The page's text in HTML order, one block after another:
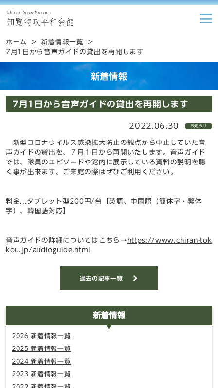
ホーム
新着情報一覧
7月1日から音声ガイドの貸出を再開します
新着情報
7月1日から音声ガイドの貸出を再開します
2022.06.30 お知らせ
新型コロナウイルス感染拡大防止の観点から中止していた音
声ガイドの貸出を、７月１日から再開いたします。音声ガイド
では、隊員のエピソードや館内に展示している資料の説明を聴
く事が出来ます。ご来館の際はぜひご利用ください。
料金...タブレット型200円/台【英語、中国語（簡体字・繁体
字）、韓国語対応】
音声ガイドの詳細についてはこちら→ https://www.chiran-tok
kou.jp/audioguide.html
過去の記事一覧
新着情報
2026 新着情報一覧
2025 新着情報一覧
2024 新着情報一覧
2023 新着情報一覧